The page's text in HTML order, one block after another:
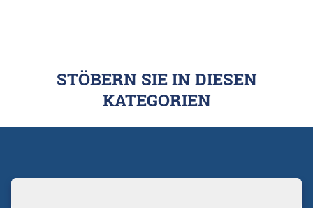
STÖBERN SIE IN DIESEN
KATEGORIEN